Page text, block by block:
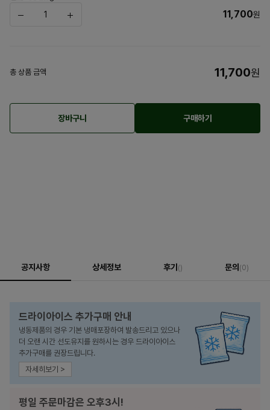
11,700원
총 상품 금액 11,700원
장바구니 구매하기
공지사항 상세정보 후기 () 문의 (0)
드라이아이스 추가구매 안내
냉동제품의 경우 기본 냉매포장하여 발송드리고 있으나
더 오랜 시간 선도유지를 원하시는 경우 드라이아이스
추가구매를 권장드립니다.
자세히보기 >
평일 주문마감은 오후3시!